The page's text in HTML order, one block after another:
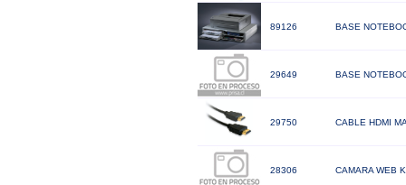
89126 BASE
29649 BASE
29750 CABLE HDMI
28306 CAMARA WEB